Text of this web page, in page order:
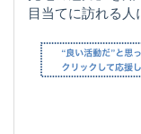
目当てに訪れる人